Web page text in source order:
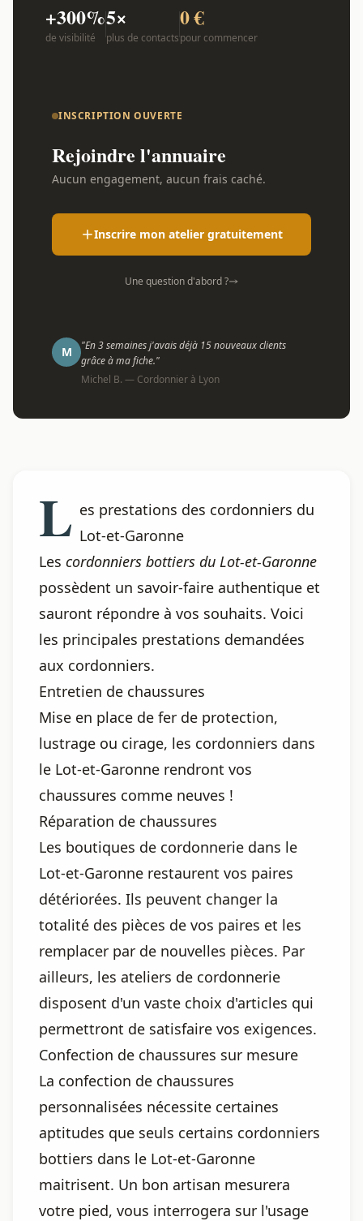
+300%
de visibilité
5×
plus de contacts
0 €
pour commencer
INSCRIPTION OUVERTE
Rejoindre l'annuaire
Aucun engagement, aucun frais caché.
Inscrire mon atelier gratuitement
Une question d'abord ?
M
"En 3 semaines j'avais déjà 15 nouveaux clients
grâce à ma fiche."
Michel B. — Cordonnier à Lyon
L es prestations des cordonniers du
Lot-et-Garonne
Les cordonniers bottiers du Lot-et-Garonne
possèdent un savoir-faire authentique et
sauront répondre à vos souhaits. Voici
les principales prestations demandées
aux cordonniers.
Entretien de chaussures
Mise en place de fer de protection,
lustrage ou cirage, les cordonniers dans
le Lot-et-Garonne rendront vos
chaussures comme neuves !
Réparation de chaussures
Les boutiques de cordonnerie dans le
Lot-et-Garonne restaurent vos paires
détériorées. Ils peuvent changer la
totalité des pièces de vos paires et les
remplacer par de nouvelles pièces. Par
ailleurs, les ateliers de cordonnerie
disposent d'un vaste choix d'articles qui
permettront de satisfaire vos exigences.
Confection de chaussures sur mesure
La confection de chaussures
personnalisées nécessite certaines
aptitudes que seuls certains cordonniers
bottiers dans le Lot-et-Garonne
maitrisent. Un bon artisan mesurera
votre pied, vous interrogera sur l'usage